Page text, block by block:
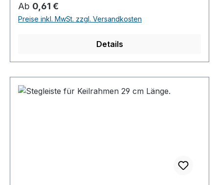
Regulärer Preis:
Ab 0,61 €
Preise inkl. MwSt. zzgl. Versandkosten
Details